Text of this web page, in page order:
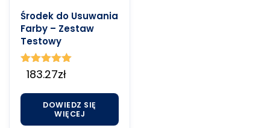
Środek do Usuwania
Farby – Zestaw
Testowy
Oceniono
5.00
183.27zł
DOWIEDZ SIĘ
WIĘCEJ